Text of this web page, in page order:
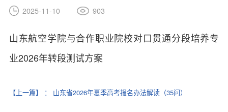
2025-11-10 903
山东航空学院与合作职业院校对口贯通分段培养专
业2026年转段测试方案
【上一篇】 ： 山东省2026年夏季高考报名办法解读（35问）